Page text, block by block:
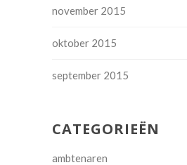
november 2015
oktober 2015
september 2015
CATEGORIEËN
ambtenaren